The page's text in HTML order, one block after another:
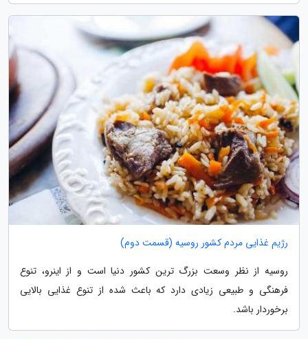
رژیم غذایی مردم کشور روسیه (قسمت دوم)
روسیه از نظر وسعت بزرگ ترین کشور دنیا است و از اینرو، تنوع
فرهنگی و طبیعی زیادی دارد که باعث شده از تنوع غذایی بالایی
برخوردار باشد.